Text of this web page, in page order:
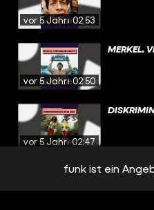
vor 5 Jahren02:53
vor 5 Jahren02:50
MERKEL,
vor 5 Jahren02:47
SEI EIN
funk ist ein